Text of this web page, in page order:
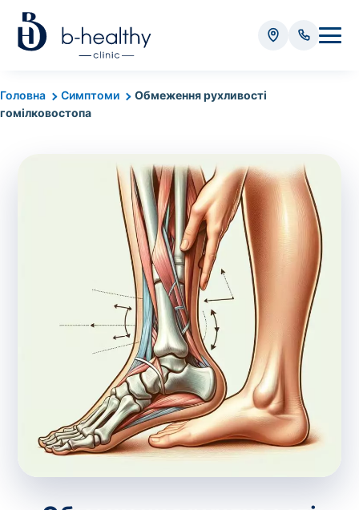
Головна Симптоми
Обмеження рухливості
гомілковостопа
Аналізи
* Додатково оплачується (залежно від виду аналізу):
Вартість забору біоматеріалу (крім крові) - від
Всього: 0 грн
Попередній запис на дослідження не
потрібний. Виняток становлять мазки та
зіскрібки. Взяття біоматеріалу для них
виконує лікар – необхідийзапис до фахівця
Аналіз вдома
Зберегти